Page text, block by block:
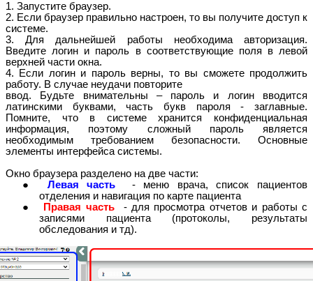
1. Запустите браузер.
2. Если браузер правильно настроен, то вы получите доступ к
системе.
3. Для дальнейшей работы необходима авторизация.
Введите логин и пароль в соответствующие поля в левой
верхней части окна.
4. Если логин и пароль верны, то вы сможете продолжить
работу. В случае неудачи повторите
ввод. Будьте внимательны – пароль и логин вводится
латинскими буквами, часть букв пароля - заглавные.
Помните, что в системе хранится конфиденциальная
информация, поэтому сложный пароль является
необходимым требованием безопасности. Основные
элементы интерфейса системы.
Окно браузера разделено на две части:
Левая часть
- меню врача, список пациентов
отделения и навигация по карте пациента
Правая часть
- для просмотра отчетов и работы с
записями пациента (протоколы, результаты
обследования и тд).